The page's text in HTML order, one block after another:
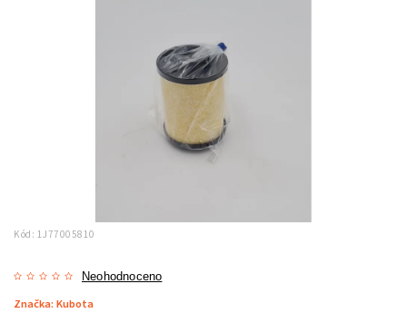
Kód: 1J77005810
Neohodnoceno
Značka: Kubota